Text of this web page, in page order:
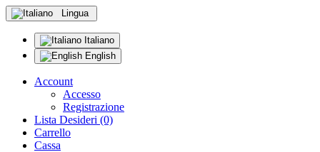
Lingua
Italiano
English
Account
Accesso
Registrazione
Lista Desideri (0)
Carrello
Cassa